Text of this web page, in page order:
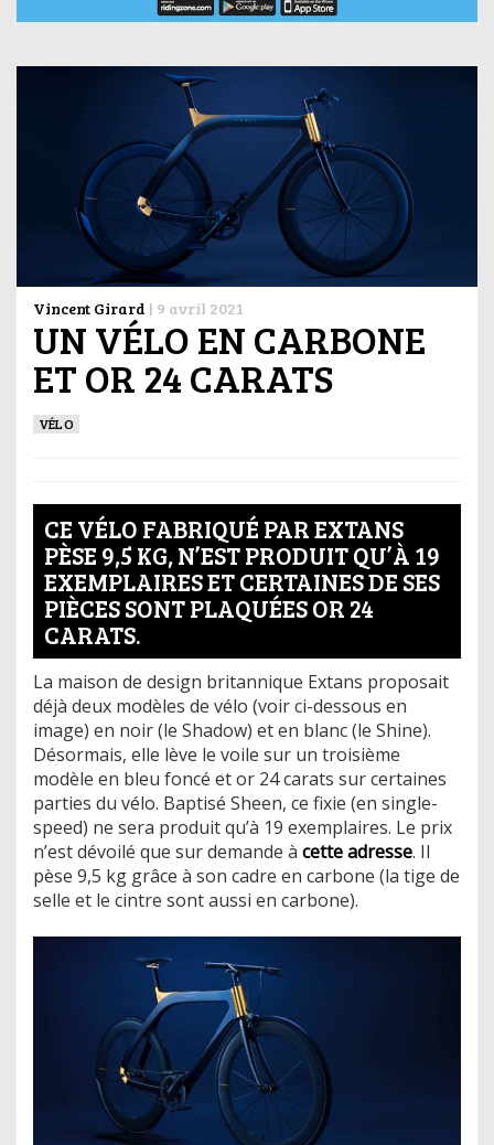
Vincent Girard | 9 avril 2021
UN VÉLO EN CARBONE
ET OR 24 CARATS
VÉLO
CE VÉLO FABRIQUÉ PAR EXTANS
PÈSE 9,5 KG, N’EST PRODUIT QU’À 19
EXEMPLAIRES ET CERTAINES DE SES
PIÈCES SONT PLAQUÉES OR 24
CARATS.
La maison de design britannique Extans proposait
déjà deux modèles de vélo (voir ci-dessous en
image) en noir (le Shadow) et en blanc (le Shine).
Désormais, elle lève le voile sur un troisième
modèle en bleu foncé et or 24 carats sur certaines
parties du vélo. Baptisé Sheen, ce fixie (en single-
speed) ne sera produit qu’à 19 exemplaires. Le prix
n’est dévoilé que sur demande à cette adresse. Il
pèse 9,5 kg grâce à son cadre en carbone (la tige de
selle et le cintre sont aussi en carbone).